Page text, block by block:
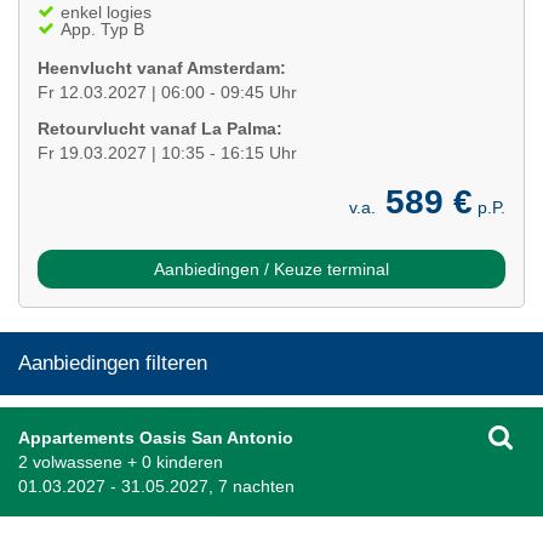
enkel logies
App. Typ B
Heenvlucht vanaf Amsterdam:
Fr 12.03.2027 | 06:00 - 09:45 Uhr
Retourvlucht vanaf La Palma:
Fr 19.03.2027 | 10:35 - 16:15 Uhr
v.a. 589 € p.P.
Aanbiedingen / Keuze terminal
Aanbiedingen filteren
Appartements Oasis San Antonio
2 volwassene + 0 kinderen
01.03.2027 - 31.05.2027, 7 nachten